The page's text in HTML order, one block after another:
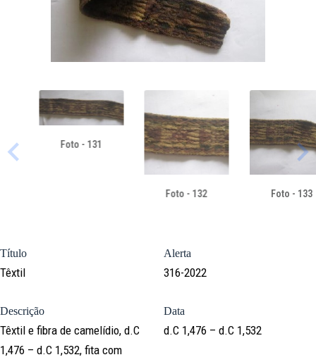
Foto - 131
Foto - 132 Foto - 133
Título
Têxtil
Descrição
Têxtil e fibra de camelídio, d.C
1,476 – d.C 1,532, fita com
Alerta
316-2022
Data
d.C 1,476 – d.C 1,532